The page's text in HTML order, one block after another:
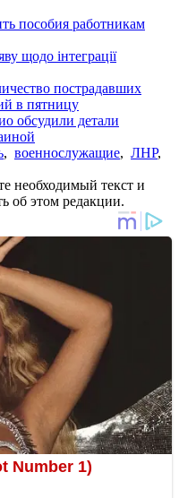
пособия работникам
щодо інтеграції
пострадавших
в пятницу
обсудили детали
, военнослужащие, ЛНР,
необходимый текст и
об этом редакции.